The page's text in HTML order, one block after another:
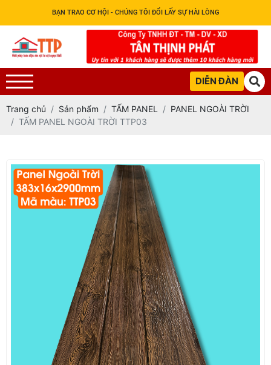
BẠN TRAO CƠ HỘI - CHÚNG TÔI ĐỔI LẤY SỰ HÀI LÒNG
DIỄN ĐÀN
Trang chủ Sản phẩm TẤM PANEL
PANEL NGOÀI TRỜI
TẤM PANEL NGOÀI TRỜI TTP03